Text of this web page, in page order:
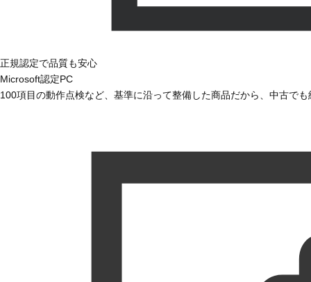
正規認定で品質も安心
Microsoft認定PC
100項目の動作点検など、基準に沿って整備した商品だから、中古で